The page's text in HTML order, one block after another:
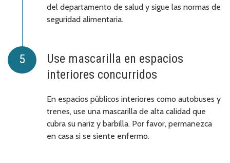
del departamento de salud y sigue las normas de
seguridad alimentaria.
Use mascarilla en espacios
interiores concurridos
En espacios públicos interiores como autobuses y
trenes, use una mascarilla de alta calidad que
cubra su nariz y barbilla. Por favor, permanezca
en casa si se siente enfermo.